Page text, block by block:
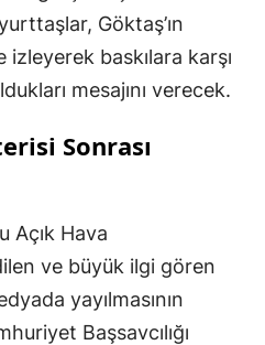
Göktaş’ın
baskılara karşı
mesajını verecek.
Sonrası
Açık Hava
ve büyük ilgi gören
yayılmasının
Başsavcılığı